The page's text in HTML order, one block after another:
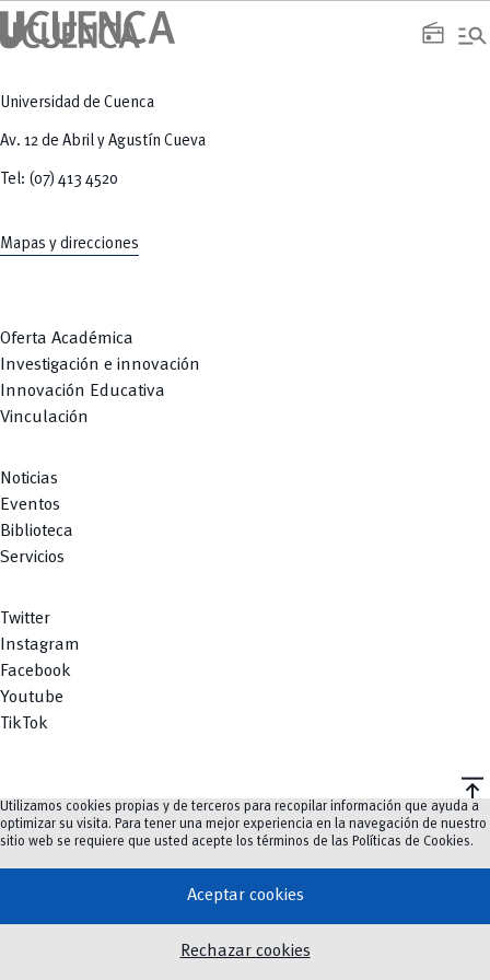
radio manage_search
Universidad de Cuenca
Av. 12 de Abril y Agustín Cueva
Tel: (07) 413 4520
Mapas y direcciones
Oferta Académica
Investigación e innovación
Innovación Educativa
Vinculación
Noticias
Eventos
Biblioteca
Servicios
Twitter
Instagram
Facebook
Youtube
TikTok
vertical_align_top
©2023-2026UCuenca.
Utilizamos cookies propias y de terceros para recopilar información que ayuda a
optimizar su visita. Para tener una mejor experiencia en la navegación de nuestro
sitio web se requiere que usted acepte los términos de las Políticas de Cookies.
Aceptar cookies
Rechazar cookies